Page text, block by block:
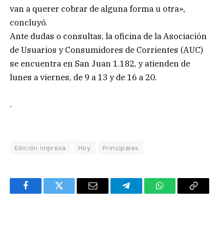
van a querer cobrar de alguna forma u otra»,
concluyó.
Ante dudas o consultas, la oficina de la Asociación
de Usuarios y Consumidores de Corrientes (AUC)
se encuentra en San Juan 1.182, y atienden de
lunes a viernes, de 9 a 13 y de 16 a 20.
.
Edición Impresa Hoy Principales
FacebookTwitter Email TelegramWhatsAppCopy